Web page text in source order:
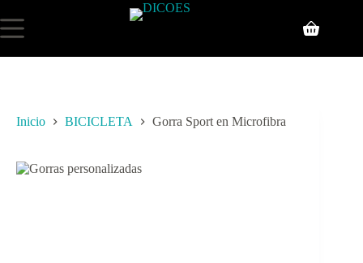
Inicio BICICLETA Gorra Sport en Microfibra